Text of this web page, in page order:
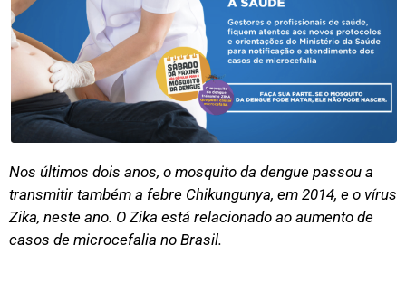
Nos últimos dois anos, o mosquito da dengue passou a
transmitir também a febre Chikungunya, em 2014, e o vírus
Zika, neste ano. O Zika está relacionado ao aumento de
casos de microcefalia no Brasil.